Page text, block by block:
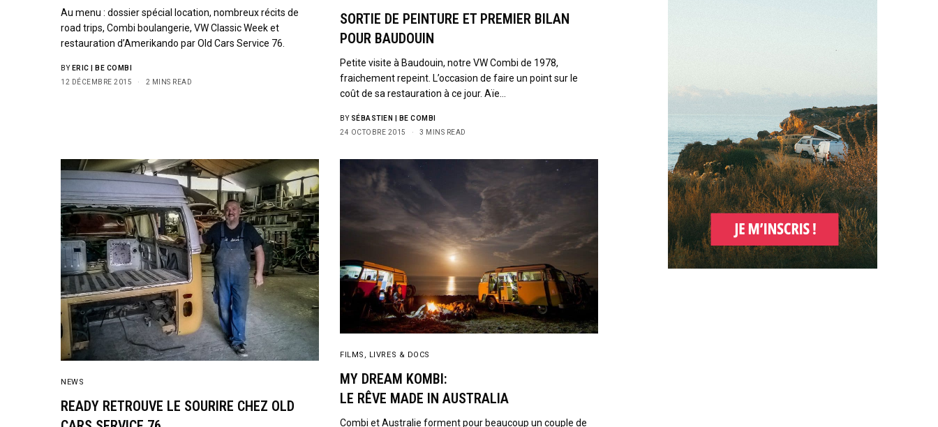
Au menu : dossier spécial location, nombreux récits de
road trips, Combi boulangerie, VW Classic Week et
restauration d’Amerikando par Old Cars Service 76.
BY ERIC | BE COMBI
12 DÉCEMBRE 2015
2 MINS READ
SORTIE DE PEINTURE ET PREMIER BILAN
POUR BAUDOUIN
Petite visite à Baudouin, notre VW Combi de 1978,
fraichement repeint. L’occasion de faire un point sur le
coût de sa restauration à ce jour. Aïe…
BY SÉBASTIEN | BE COMBI
24 OCTOBRE 2015
3 MINS READ
NEWS
READY RETROUVE LE SOURIRE CHEZ OLD
FILMS, LIVRES & DOCS
MY DREAM KOMBI:
LE RÊVE MADE IN AUSTRALIA
Combi et Australie forment pour beaucoup un couple de